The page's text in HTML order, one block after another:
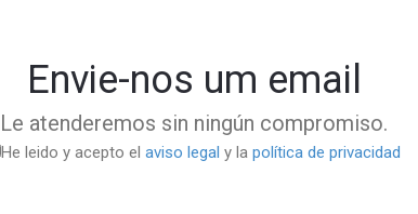
Envie-nos um email
Le atenderemos sin ningún compromiso.
He leido y acepto el aviso legal y la política de privacidad